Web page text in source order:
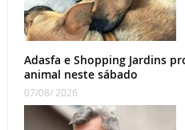
Adasfa e Shopping Jardins
animal neste sábado
07/08/ 2026